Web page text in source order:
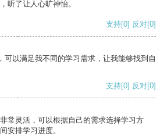
听了让人心旷神怡。
支持[0] 反对[0]
可以满足我不同的学习需求，让我能够找到自
支持[0] 反对[0]
常灵活，可以根据自己的需求选择学习方
安排学习进度。